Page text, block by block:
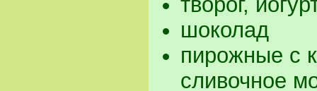
шоколад
пирожные с
сливочное